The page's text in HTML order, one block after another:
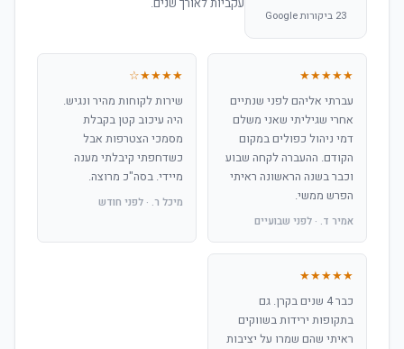
23 ביקורות Google
עקביות לאורך שנים.
★★★★★
עברתי אליהם לפני שנתיים
אחרי שגיליתי שאני משלם
דמי ניהול כפולים במקום
הקודם. ההעברה לקחה שבוע
וכבר בשנה הראשונה ראיתי
הפרש ממשי.
אמיר ד. · לפני שבועיים
★★★★☆
שירות לקוחות מהיר ונגיש.
היה עיכוב קטן בקבלת
מסמכי הצטרפות אבל
כשדחפתי קיבלתי מענה
מיידי. בסה"כ מרוצה.
מיכל ר. · לפני חודש
★★★★★
כבר 4 שנים בקרן. גם
בתקופות ירידות בשווקים
ראיתי שהם שמרו על יציבות